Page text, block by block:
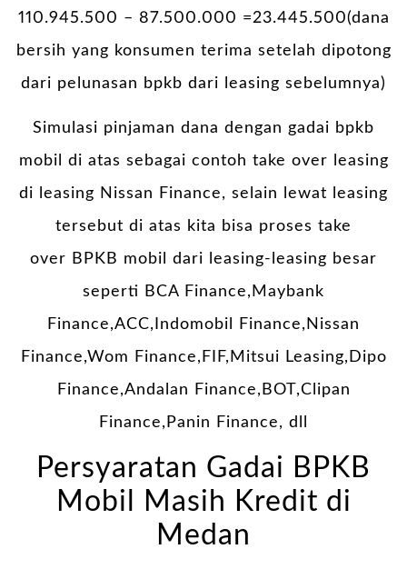
110.945.500 – 87.500.000 =23.445.500(dana
bersih yang konsumen terima setelah dipotong
dari pelunasan bpkb dari leasing sebelumnya)
Simulasi pinjaman dana dengan gadai bpkb
mobil di atas sebagai contoh take over leasing
di leasing Nissan Finance, selain lewat leasing
tersebut di atas kita bisa proses take
over BPKB mobil dari leasing-leasing besar
seperti BCA Finance,Maybank
Finance,ACC,Indomobil Finance,Nissan
Finance,Wom Finance,FIF,Mitsui Leasing,Dipo
Finance,Andalan Finance,BOT,Clipan
Finance,Panin Finance, dll
Persyaratan Gadai BPKB
Mobil Masih Kredit di
Medan